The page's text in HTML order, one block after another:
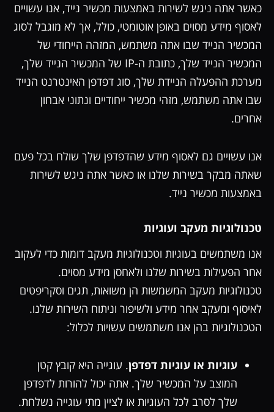
כאשר אתה ניגש לשירות באמצעות מכשיר נייד, אנו עשויים
לאסוף מידע מסוים באופן אוטומטי, כולל, אך לא מוגבל לסוג
המכשיר הנייד שבו אתה משתמש, המזהה הייחודי של
המכשיר הנייד שלך, כתובת ה-IP של המכשיר הנייד שלך,
מערכת ההפעלה הניידת שלך, סוג דפדפן האינטרנט הנייד
שבו אתה משתמש, מזהי מכשיר ייחודיים ונתוני אבחון
אחרים.
אנו עשויים גם לאסוף מידע שהדפדפן שלך שולח בכל פעם
שאתה מבקר בשירות שלנו או כאשר אתה ניגש לשירות
באמצעות מכשיר נייד.
טכנולוגיות מעקב ועוגיות
אנו משתמשים בעוגיות וטכנולוגיות מעקב דומות כדי לעקוב
אחר הפעילות בשירות שלנו ולאחסן מידע מסוים.
טכנולוגיות מעקב המשמשות הן משואות, תגים וסקריפטים
לאיסוף ומעקב אחר מידע ולשיפור וניתוח השירות שלנו.
הטכנולוגיות בהן אנו משתמשים עשויות לכלול:
עוגיות או עוגיות דפדפן. עוגייה היא קובץ קטן
המוצב על המכשיר שלך. אתה יכול להורות לדפדפן
שלך לסרב לכל העוגיות או לציין מתי עוגייה נשלחת.